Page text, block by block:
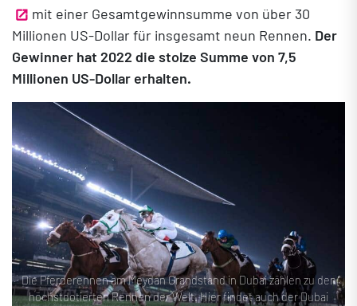
mit einer Gesamtgewinnsumme von über 30
Millionen US-Dollar für insgesamt neun Rennen. Der
Gewinner hat 2022 die stolze Summe von 7,5
Millionen US-Dollar erhalten.
Die Pferderennen am Meydan Grandstand in Dubai zählen zu den
höchstdotierten Rennen der Welt. Hier findet auch der Dubai